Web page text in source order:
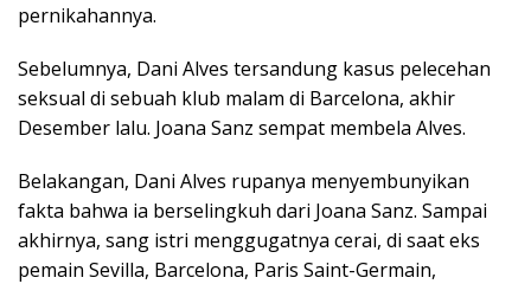
pernikahannya.
Sebelumnya, Dani Alves tersandung kasus pelecehan
seksual di sebuah klub malam di Barcelona, akhir
Desember lalu. Joana Sanz sempat membela Alves.
Belakangan, Dani Alves rupanya menyembunyikan
fakta bahwa ia berselingkuh dari Joana Sanz. Sampai
akhirnya, sang istri menggugatnya cerai, di saat eks
pemain Sevilla, Barcelona, Paris Saint-Germain,